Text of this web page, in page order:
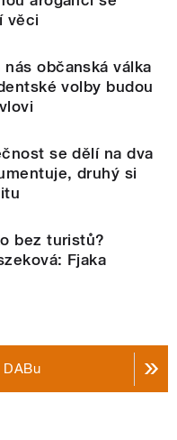
věci
občanská válka
volby budou
se dělí na dva
druhý si
bez turistů?
Fjaka